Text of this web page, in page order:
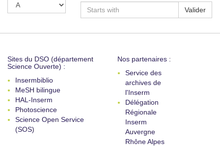
Valider
Sites du DSO (département
Science Ouverte) :
Insermbiblio
MeSH bilingue
HAL-Inserm
Photoscience
Science Open Service
(SOS)
Nos partenaires :
Service des
archives de
l'Inserm
Délégation
Régionale
Inserm
Auvergne
Rhône Alpes